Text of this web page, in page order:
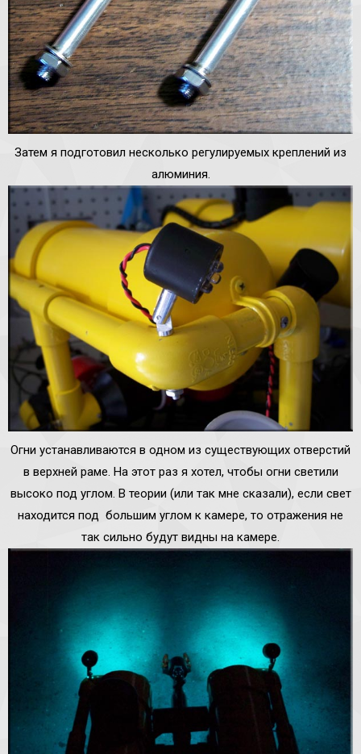
Затем я подготовил несколько регулируемых креплений из
алюминия.
Огни устанавливаются в одном из существующих отверстий
в верхней раме. На этот раз я хотел, чтобы огни светили
высоко под углом. В теории (или так мне сказали), если свет
находится под большим углом к ​​камере, то отражения не
так сильно будут видны на камере.